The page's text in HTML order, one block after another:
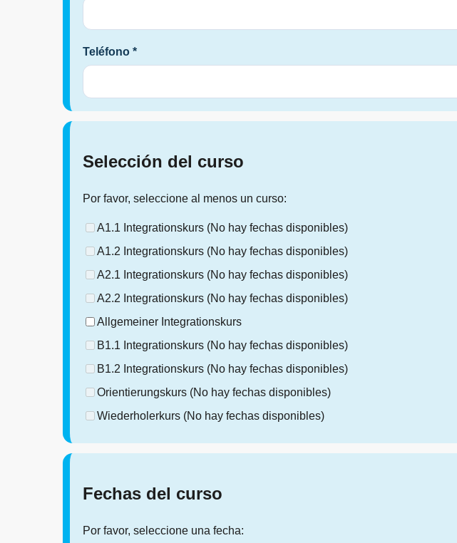
Teléfono *
Selección del curso
Por favor, seleccione al menos un curso:
A1.1 Integrationskurs (No hay fechas disponibles)
A1.2 Integrationskurs (No hay fechas disponibles)
A2.1 Integrationskurs (No hay fechas disponibles)
A2.2 Integrationskurs (No hay fechas disponibles)
Allgemeiner Integrationskurs
B1.1 Integrationskurs (No hay fechas disponibles)
B1.2 Integrationskurs (No hay fechas disponibles)
Orientierungskurs (No hay fechas disponibles)
Wiederholerkurs (No hay fechas disponibles)
Fechas del curso
Por favor, seleccione una fecha: